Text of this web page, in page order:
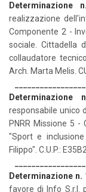
Determinazione
realizzazione
Componente 2 -
sociale. Cittadella
collaudatore
Arch. Marta Melis.
Determinazione
responsabile unico
PNRR Missione 5 -
"Sport e
Filippo". C.U.P.:
Determinazione n.
favore di Info S.r.l.